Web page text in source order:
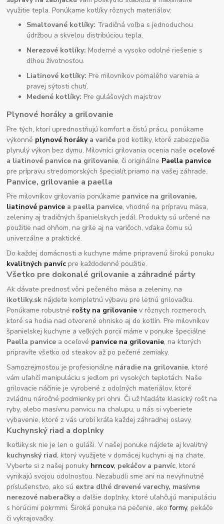
využitie tepla. Ponúkame kotlíky rôznych materiálov:
Smaltované kotlíky: Tradičná voľba s jednoduchou
údržbou a skvelou distribúciou tepla.
Nerezové kotlíky: Moderné a vysoko odolné riešenie s
dlhou životnosťou.
Liatinové kotlíky: Pre milovníkov pomalého varenia a
pravej sýtosti chutí.
Medené kotlíky: Pre gulášových majstrov
Plynové horáky a grilovanie
Pre tých, ktorí uprednostňujú komfort a čistú prácu, ponúkame
výkonné plynové horákya variče pod kotlíky, ktoré zabezpečia
plynulý výkon bez dymu. Milovníci grilovania ocenia naše oceľové
a liatinové panvice na grilovanie, či originálne Paella panvice
pre prípravu stredomorských špecialít priamo na vašej záhrade.
Panvice, grilovanie a paella
Pre milovníkov grilovania ponúkame panvice na grilovanie,
liatinové panvice a paella panvice, vhodné na prípravu mäsa,
zeleniny aj tradičných španielskych jedál. Produkty sú určené na
použitie nad ohňom, na grile aj na varičoch, vďaka čomu sú
univerzálne a praktické.
Do každej domácnosti a kuchyne máme pripravenú širokú ponuku
kvalitných panvíc pre každodenné použitie.
Všetko pre dokonalé grilovanie a záhradné párty
Ak dávate prednosť vôni pečeného mäsa a zeleniny, na
ikotliky.sk nájdete kompletnú výbavu pre letnú grilovačku.
Ponúkame robustné rošty na grilovanie v rôznych rozmeroch,
ktoré sa hodia nad otvorené ohnisko aj do kotlín. Pre milovníkov
španielskej kuchyne a veľkých porcií máme v ponuke špeciálne
Paella panvice a oceľové panvice na grilovanie, na ktorých
pripravíte všetko od steakov až po pečené zemiaky.
Samozrejmosťou je profesionálne náradie na grilovanie, ktoré
vám uľahčí manipuláciu s jedlom pri vysokých teplotách. Naše
grilovacie náčinie je vyrobené z odolných materiálov, ktoré
zvládnu náročné podmienky pri ohni. Či už hľadáte klasický rošt na
ryby, alebo masívnu panvicu na chalupu, u nás si vyberiete
vybavenie, ktoré z vás urobí kráľa každej záhradnej oslavy.
Kuchynský riad a doplnky
Ikotliky.sk nie je len o guláši. V našej ponuke nájdete aj kvalitný
kuchynský riad, ktorý využijete v domácej kuchyni aj na chate.
Vyberte si z našej ponuky hrncov, pekáčov a panvíc, ktoré
vynikajú svojou odolnosťou. Nezabudli sme ani na nevyhnutné
príslušenstvo, ako sú extra dlhé drevené varechy, masívne
nerezové naberačkya ďalšie doplnky, ktoré uľahčujú manipuláciu
s horúcimi pokrmmi. Široká ponuka na pečenie, akoformy, pekáče
či vykrajovačky.